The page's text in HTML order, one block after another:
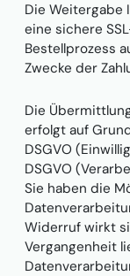
Die Weitergabe
eine sichere
Bestellprozess
Zwecke der
Die
erfolgt auf
DSGVO
DSGVO
Sie haben die
Widerruf wirkt
Vergangenheit